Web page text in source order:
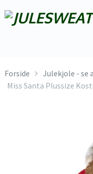
Forside
Julekjole - se
Miss Santa Plussize